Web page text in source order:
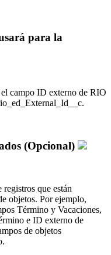
para la
campo ID externo de RIO
(Opcional)
registros que están
objetos. Por ejemplo,
Término y Vacaciones,
e ID externo de
de objetos